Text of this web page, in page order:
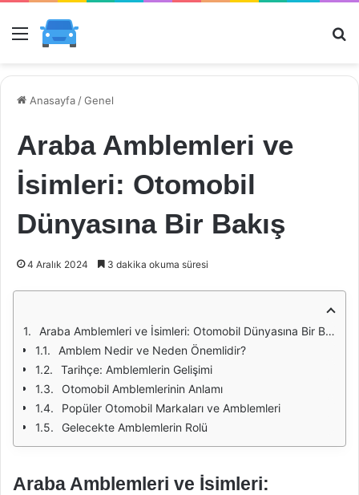
Menü
Anasayfa /Genel
Araba Amblemleri ve
İsimleri: Otomobil
Dünyasına Bir Bakış
4 Aralık 2024 3 dakika okuma süresi
Araba Amblemleri ve İsimleri: Otomobil Dünyasına Bir Bakış
Amblem Nedir ve Neden Önemlidir?
Tarihçe: Amblemlerin Gelişimi
Otomobil Amblemlerinin Anlamı
Popüler Otomobil Markaları ve Amblemleri
Gelecekte Amblemlerin Rolü
Araba Amblemleri ve İsimleri: